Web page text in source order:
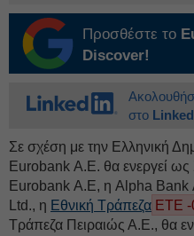
Προσθέστε το
Discover!
στο
Σε σχέση με την Ελληνική
Eurobank Α.Ε. θα ενεργεί
Eurobank Α.Ε, η Alpha Βank
Ltd., η Εθνική Τράπεζα ΕΤΕ -
Τράπεζα Πειραιώς Α.Ε., θα